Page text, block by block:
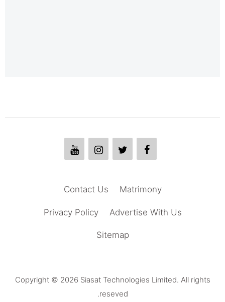
Matrimony
Contact Us
Advertise With Us
Privacy Policy
Sitemap
Copyright © 2026 Siasat Technologies Limited. All rights
reseved.